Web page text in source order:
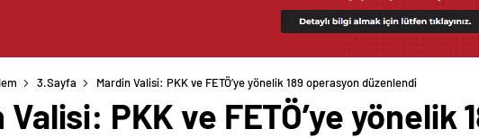
3.Sayfa Mardin Valisi: PKK ve FETÖ’ye yönelik 189 operasyon düzenlendi
Valisi: PKK ve FETÖ’ye